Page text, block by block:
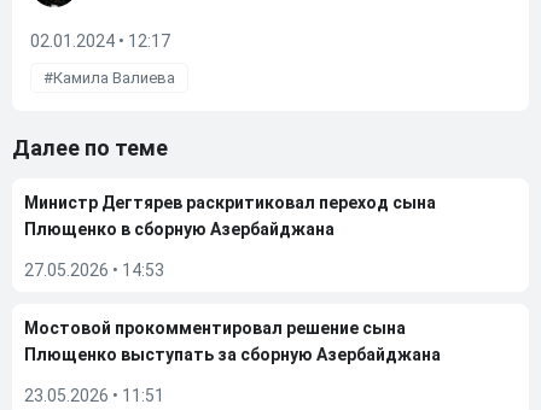
02.01.2024 • 12:17
Камила Валиева
Далее по теме
Министр Дегтярев раскритиковал переход сына
Плющенко в сборную Азербайджана
27.05.2026 • 14:53
Мостовой прокомментировал решение сына
Плющенко выступать за сборную Азербайджана
23.05.2026 • 11:51